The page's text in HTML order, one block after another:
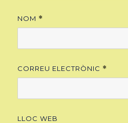
NOM *
CORREU ELECTRÒNIC *
LLOC WEB